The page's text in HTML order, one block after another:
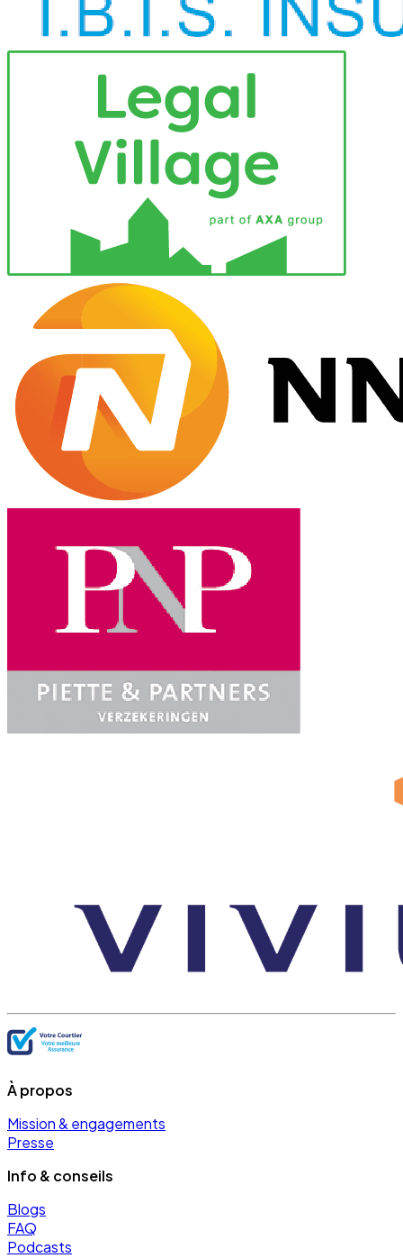
À propos
Mission & engagements
Presse
Info & conseils
Blogs
FAQ
Podcasts